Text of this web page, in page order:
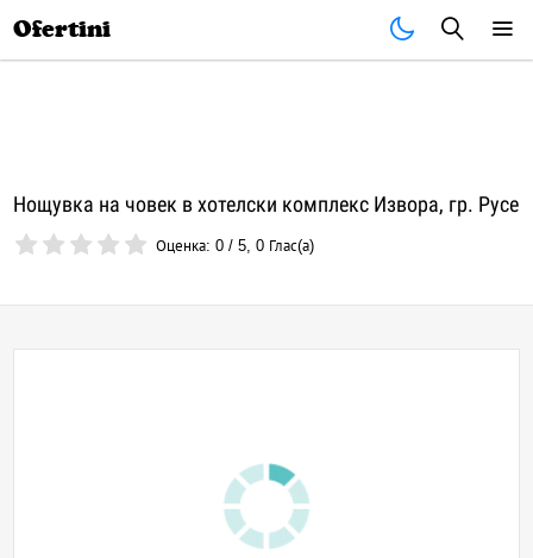
Ofertini
Нощувка на човек в хотелски комплекс Извора, гр. Русе
Оценка:0 /5,0 Глас(а)